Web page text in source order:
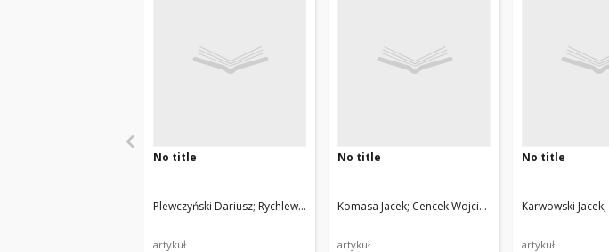
No title
Plewczyński Dariusz Rychlewski Leszek
artykuł
No title
Komasa Jacek Cencek Wojciech
artykuł
No title
Karwowski Jacek
artykuł